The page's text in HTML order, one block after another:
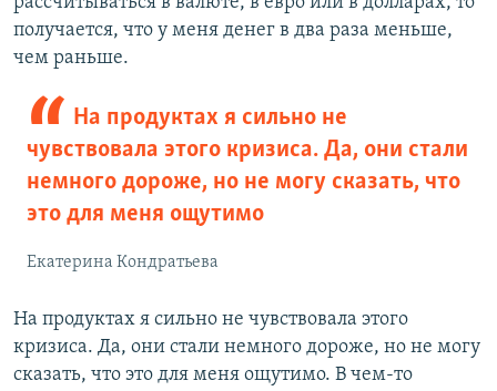
получается, что у меня денег в два раза меньше,
чем раньше.
На продуктах я сильно не
чувствовала этого кризиса. Да, они стали
немного дороже, но не могу сказать, что
это для меня ощутимо
Екатерина Кондратьева
На продуктах я сильно не чувствовала этого
кризиса. Да, они стали немного дороже, но не могу
сказать, что это для меня ощутимо. В чем-то